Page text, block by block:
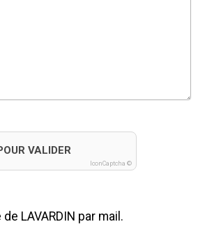
VALIDER
IconCaptcha ©
LAVARDIN par mail.